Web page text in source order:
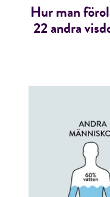
Hur man
22 andra